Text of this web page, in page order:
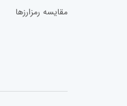
مقایسه رمزارز‌ها